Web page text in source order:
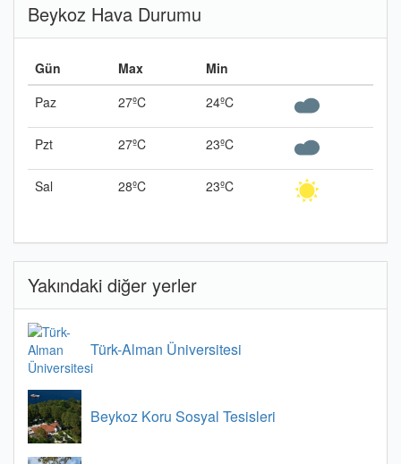
Beykoz Hava Durumu
Gün Max
Min
Paz
27ºC 24ºC
Pzt 27ºC 23ºC
Sal 28ºC 23ºC
Yakındaki diğer yerler
Türk-Alman Üniversitesi
Beykoz Koru Sosyal Tesisleri